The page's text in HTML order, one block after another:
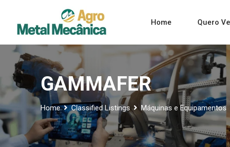
content
Home Quero
GAMMAFER
Home Classified Listings Máquinas e Equipamentos